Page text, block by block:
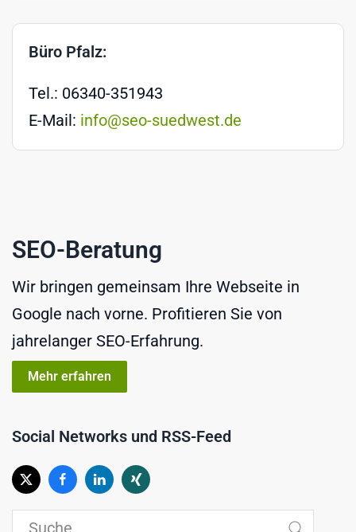
Büro Pfalz:
Tel.: 06340-351943
E-Mail: info@seo-suedwest.de
SEO-Beratung
Wir bringen gemeinsam Ihre Webseite in
Google nach vorne. Profitieren Sie von
jahrelanger SEO-Erfahrung.
Mehr erfahren
Social Networks und RSS-Feed